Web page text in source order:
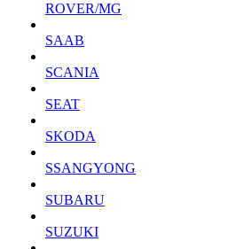
ROVER/MG
SAAB
SCANIA
SEAT
SKODA
SSANGYONG
SUBARU
SUZUKI